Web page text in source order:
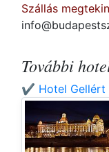
Szállás
További
✔️ Hotel Gellért